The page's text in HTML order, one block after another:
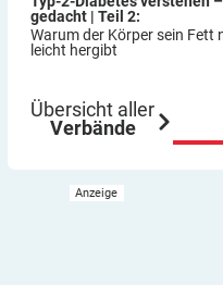
gedacht | Teil 2:
Warum der Körper sein Fett
leicht hergibt
Übersicht aller
Verbände